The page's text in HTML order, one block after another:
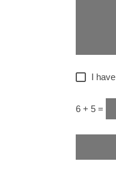
I
6 + 5 =